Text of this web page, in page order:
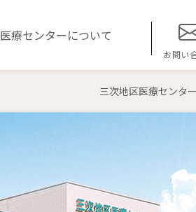
医療センターについて
お問い
三次地区医療センター